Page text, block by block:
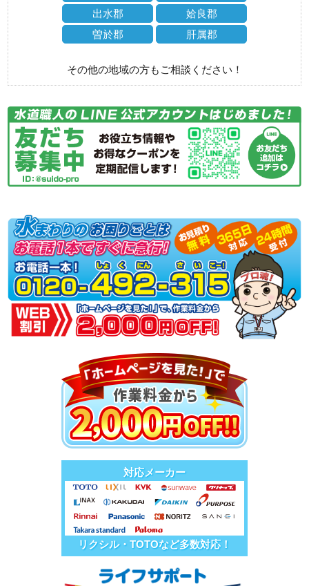
出水郡
姶良郡
曽於郡
肝属郡
その他の地域の方もご相談ください！
対応メーカー
リクシル・TOTOなど多数対応！